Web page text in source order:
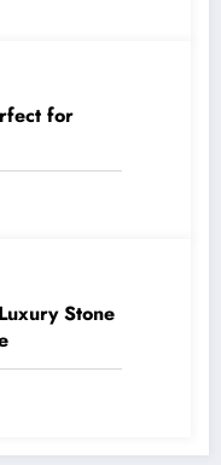
for
Stone